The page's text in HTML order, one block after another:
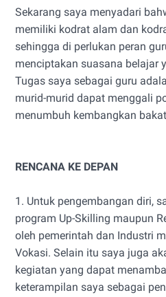
Sekarang saya menyadari
memiliki kodrat alam dan
sehingga di perlukan peran
menciptakan suasana belajar
Tugas saya sebagai guru
murid-murid dapat menggali
menumbuh kembangkan
RENCANA KE DEPAN
1. Untuk pengembangan diri,
program Up-Skilling maupun
oleh pemerintah dan Industri
Vokasi. Selain itu saya juga
kegiatan yang dapat
keterampilan saya sebagai